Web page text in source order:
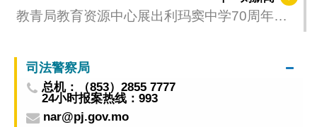
教青局教育资源中心展出利玛窦中学70周年校
司法警察局
总机：（853）2855 7777
24小时报案热线：993
nar@pj.gov.mo